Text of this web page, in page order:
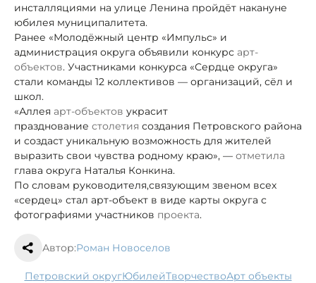
инсталляциями на улице Ленина пройдёт накануне
юбилея муниципалитета.
Ранее «Молодёжный центр «Импульс» и
администрация округа объявили конкурс арт-
объектов. Участниками конкурса «Сердце округа»
стали команды 12 коллективов — организаций, сёл и
школ.
«Аллея арт-объектов украсит
празднование столетия создания Петровского района
и создаст уникальную возможность для жителей
выразить свои чувства родному краю», — отметила
глава округа Наталья Конкина.
По словам руководителя,связующим звеном всех
«сердец» стал арт-объект в виде карты округа с
фотографиями участников проекта.
Автор:Роман Новоселов
Петровский округ юбилей творчество арт объекты